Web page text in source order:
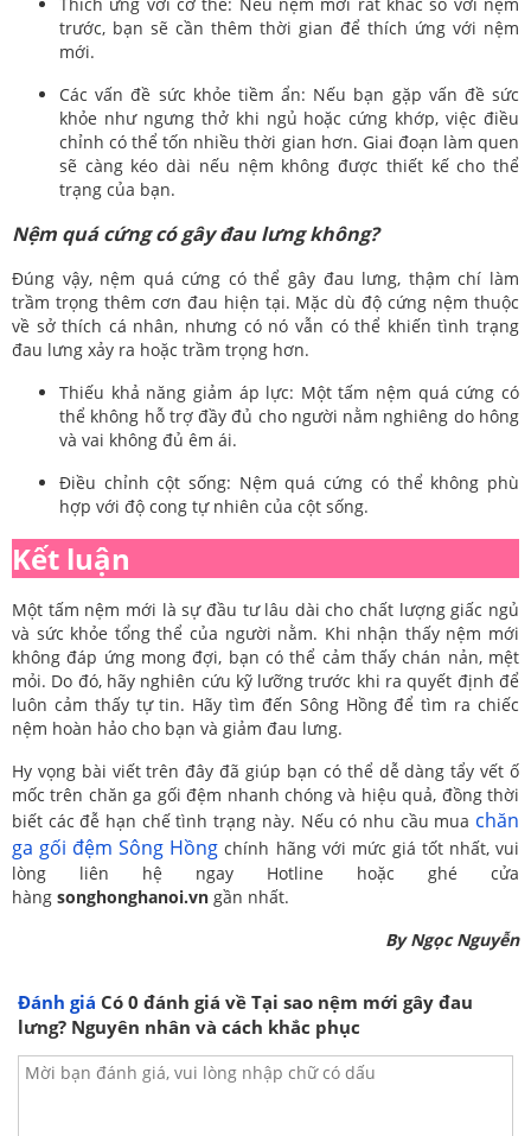
trước, bạn sẽ cần thêm thời gian để thích ứng với nệm
mới.
Các vấn đề sức khỏe tiềm ẩn: Nếu bạn gặp vấn đề sức
khỏe như ngưng thở khi ngủ hoặc cứng khớp, việc điều
chỉnh có thể tốn nhiều thời gian hơn. Giai đoạn làm quen
sẽ càng kéo dài nếu nệm không được thiết kế cho thể
trạng của bạn.
Nệm quá cứng có gây đau lưng không?
Đúng vậy, nệm quá cứng có thể gây đau lưng, thậm chí làm
trầm trọng thêm cơn đau hiện tại. Mặc dù độ cứng nệm thuộc
về sở thích cá nhân, nhưng có nó vẫn có thể khiến tình trạng
đau lưng xảy ra hoặc trầm trọng hơn.
Thiếu khả năng giảm áp lực: Một tấm nệm quá cứng có
thể không hỗ trợ đầy đủ cho người nằm nghiêng do hông
và vai không đủ êm ái.
Điều chỉnh cột sống: Nệm quá cứng có thể không phù
hợp với độ cong tự nhiên của cột sống.
Kết luận
Một tấm nệm mới là sự đầu tư lâu dài cho chất lượng giấc ngủ
và sức khỏe tổng thể của người nằm. Khi nhận thấy nệm mới
không đáp ứng mong đợi, bạn có thể cảm thấy chán nản, mệt
mỏi. Do đó, hãy nghiên cứu kỹ lưỡng trước khi ra quyết định để
luôn cảm thấy tự tin. Hãy tìm đến Sông Hồng để tìm ra chiếc
nệm hoàn hảo cho bạn và giảm đau lưng.
Hy vọng bài viết trên đây đã giúp bạn có thể dễ dàng tẩy vết ố
mốc trên chăn ga gối đệm nhanh chóng và hiệu quả, đồng thời
biết các đễ hạn chế tình trạng này. Nếu có nhu cầu mua chăn
ga gối đệm Sông Hồngchính hãng với mức giá tốt nhất, vui
lòng liên hệ ngay Hotline hoặc ghé cửa
hàng songhonghanoi.vn gần nhất.
By Ngọc Nguyễn
Đánh giá Có 0 đánh giá về Tại sao nệm mới gây đau
lưng? Nguyên nhân và cách khắc phục